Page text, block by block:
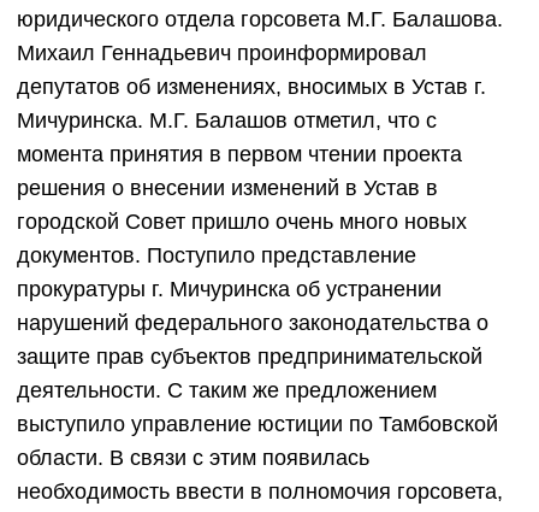
юридического отдела горсовета М.Г. Балашова.
Михаил Геннадьевич проинформировал
депутатов об изменениях, вносимых в Устав г.
Мичуринска. М.Г. Балашов отметил, что с
момента принятия в первом чтении проекта
решения о внесении изменений в Устав в
городской Совет пришло очень много новых
документов. Поступило представление
прокуратуры г. Мичуринска об устранении
нарушений федерального законодательства о
защите прав субъектов предпринимательской
деятельности. С таким же предложением
выступило управление юстиции по Тамбовской
области. В связи с этим появилась
необходимость ввести в полномочия горсовета,